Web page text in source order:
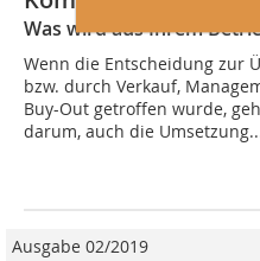
Was wird aus Ihrem
Wenn die Entscheidung zur
bzw. durch Verkauf,
Buy-Out getroffen wurde,
darum, auch die
Ausgabe 02/2019